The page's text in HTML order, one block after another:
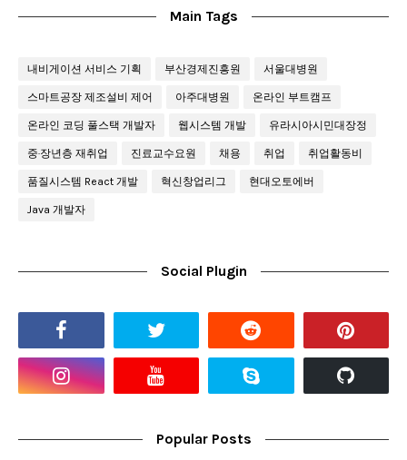
Main Tags
내비게이션 서비스 기획 부산경제진흥원 서울대병원
스마트공장 제조설비 제어 아주대병원 온라인 부트캠프
온라인 코딩 풀스택 개발자 웹시스템 개발 유라시아시민대장정
중·장년층 재취업 진료교수요원 채용 취업 취업활동비
품질시스템 React 개발 혁신창업리그 현대오토에버
Java 개발자
Social Plugin
Popular Posts